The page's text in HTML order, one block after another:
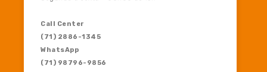
Call Center
(71) 2886-1345
WhatsApp
(71) 98796-9856